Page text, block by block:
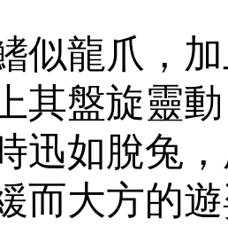
似龍爪，
其盤旋靈
迅如脫兔
而大方的